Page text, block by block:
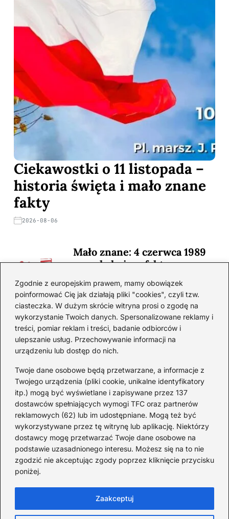
Zgodnie z europejskim prawem, mamy obowiązek
poinformować Cię jak działają pliki "cookies", czyli tzw.
ciasteczka. W dużym skrócie witryna prosi o zgodę na
wykorzystanie Twoich danych. Spersonalizowane reklamy i
treści, pomiar reklam i treści, badanie odbiorców i
ulepszanie usług. Przechowywanie informacji na
urządzeniu lub dostęp do nich.
Twoje dane osobowe będą przetwarzane, a informacje z
Twojego urządzenia (pliki cookie, unikalne identyfikatory
itp.) mogą być wyświetlane i zapisywane przez 137
dostawców spełniających wymogi TFC oraz partnerów
reklamowych (62) lub im udostępniane. Mogą też być
wykorzystywane przez tę witrynę lub aplikację. Niektórzy
dostawcy mogę przetwarzać Twoje dane osobowe na
podstawie uzasadnionego interesu. Możesz się na to nie
zgodzić nie akceptując zgody poprzez kliknięcie przycisku
poniżej.
Zaakceptuj
Ciekawostki o 11 listopada –
historia święta i mało znane
fakty
2026-08-06
Mało znane: 4 czerwca 1989
— zaskakujące fakty
2026-08-03
Ciekawostki o 1. wojnie
światowej — mało znane
fakty i historie
2026-08-02
Zaskakujące ciekawostki o
Krzysztofie Kolumbie
2026-07-20
Mało znane ciekawostki o
Wisławie Szymborskiej
2026-07-16
Zaskakujące ciekawostki o
2026-07-15